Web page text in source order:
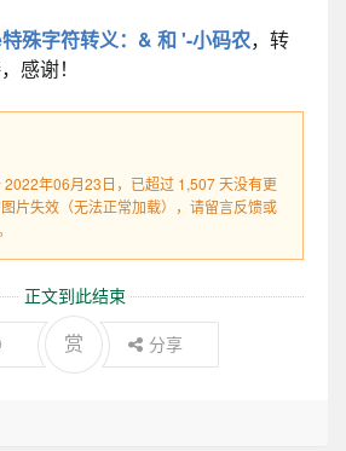
殊字符转义：& 和 '-小码农，转
感谢！
2022年06月23日，已超过 1,507 天没有更
片失效（无法正常加载），请留言反馈或
正文到此结束
赏 分享